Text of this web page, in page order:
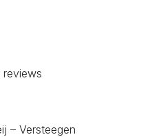
reviews
– Versteegen